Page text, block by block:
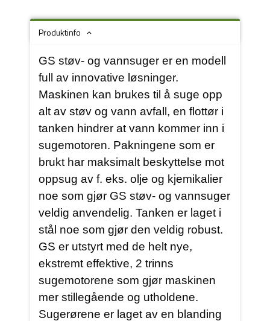
Produktinfo
GS støv- og vannsuger er en modell
full av innovative løsninger.
Maskinen kan brukes til å suge opp
alt av støv og vann avfall, en flottør i
tanken hindrer at vann kommer inn i
sugemotoren. Pakningene som er
brukt har maksimalt beskyttelse mot
oppsug av f. eks. olje og kjemikalier
noe som gjør GS støv- og vannsuger
veldig anvendelig. Tanken er laget i
stål noe som gjør den veldig robust.
GS er utstyrt med de helt nye,
ekstremt effektive, 2 trinns
sugemotorene som gjør maskinen
mer stillegående og utholdene.
Sugerørene er laget av en blanding